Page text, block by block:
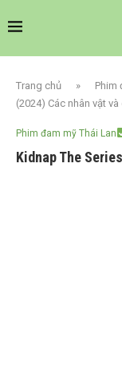
Trang chủ » Phim
(2024) Các nhân vật và
Phim đam mỹ Thái Lan
Kidnap The